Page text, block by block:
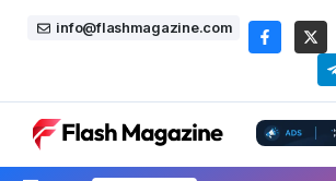
info@flashmagazine.com